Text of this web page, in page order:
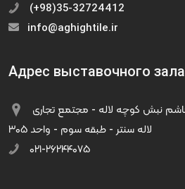
(+98)35-32724412
info@aghightile.ir
Адрес выставочного зала
لاله سنتر - طبقه سوم - واحد ۳۰۵
۰۲۱-۲۶۲۴۴۰۷۵